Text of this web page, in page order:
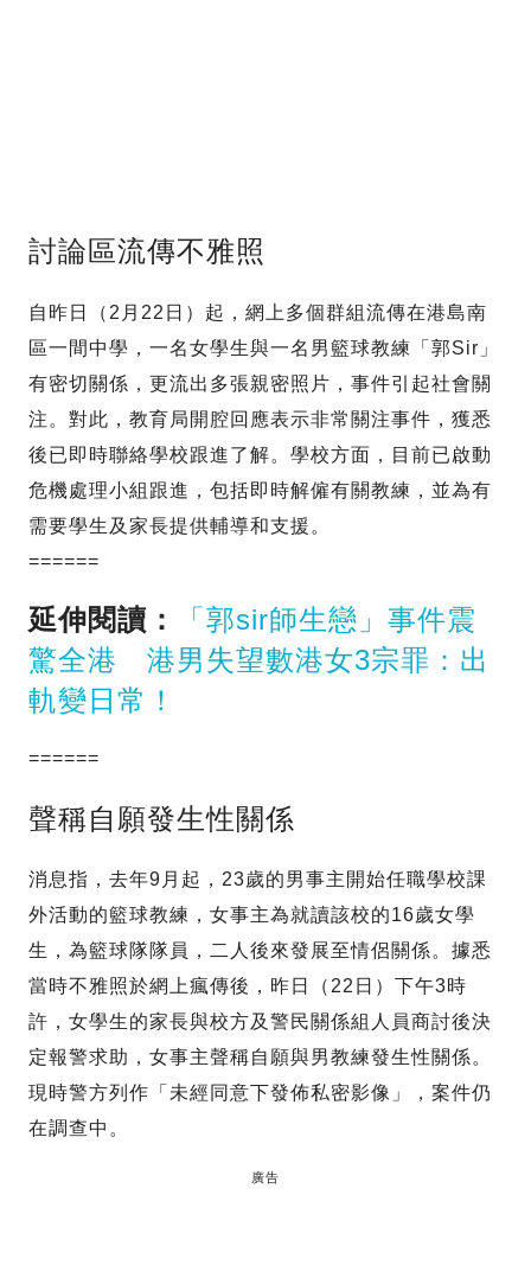
討論區流傳不雅照
自昨日（2月22日）起，網上多個群組流傳在港島南
區一間中學，一名女學生與一名男籃球教練「郭Sir」
有密切關係，更流出多張親密照片，事件引起社會關
注。對此，教育局開腔回應表示非常關注事件，獲悉
後已即時聯絡學校跟進了解。學校方面，目前已啟動
危機處理小組跟進，包括即時解僱有關教練，並為有
需要學生及家長提供輔導和支援。
======
延伸閱讀：
「郭sir師生戀」事件震
驚全港 港男失望數港女3宗罪：出
軌變日常！
======
聲稱自願發生性關係
消息指，去年9月起，23歲的男事主開始任職學校課
外活動的籃球教練，女事主為就讀該校的16歲女學
生，為籃球隊隊員，二人後來發展至情侶關係。據悉
當時不雅照於網上瘋傳後，昨日（22日）下午3時
許，女學生的家長與校方及警民關係組人員商討後決
定報警求助，女事主聲稱自願與男教練發生性關係。
現時警方列作「未經同意下發佈私密影像」，案件仍
在調查中。
廣告